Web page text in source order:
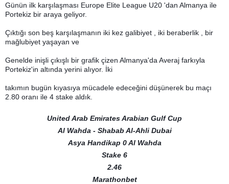
Günün ilk karşılaşması Europe Elite League U20 'dan Almanya ile
Portekiz bir araya geliyor.
Çıktığı son beş karşılaşmanın iki kez galibiyet , iki beraberlik , bir
mağlubiyet yaşayan ve
Genelde inişli çıkışlı bir grafik çizen Almanya'da Averaj farkıyla
Portekiz'in altında yerini alıyor. İki
takımın bugün kıyasıya mücadele edeceğini düşünerek bu maçı
2.80 oranı ile 4 stake aldık.
United Arab Emirates Arabian Gulf Cup
Al Wahda - Shabab Al-Ahli Dubai
Asya Handikap 0 Al Wahda
Stake 6
2.46
Marathonbet